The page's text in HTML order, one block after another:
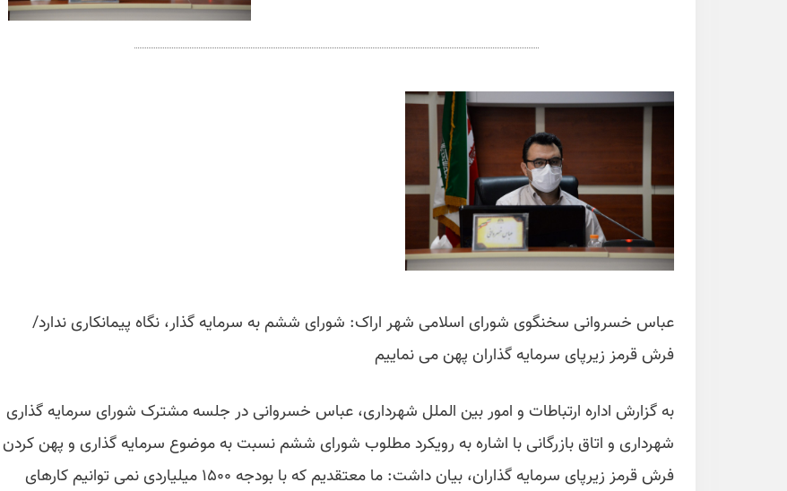
عباس خسروانی سخنگوی شورای اسلامی شهر اراک: شورای ششم به سرمایه گذار، نگاه پیمانکاری ندارد/
فرش قرمز زیرپای سرمایه گذاران پهن می نماییم
به گزارش اداره ارتباطات و امور بین الملل شهرداری، عباس خسروانی در جلسه مشترک شورای سرمایه گذاری
شهرداری و اتاق بازرگانی با اشاره به رویکرد مطلوب شورای ششم نسبت به موضوع سرمایه گذاری و پهن کردن
فرش قرمز زیرپای سرمایه گذاران، بیان داشت: ما معتقدیم که با بودجه ۱۵۰۰ میلیاردی نمی توانیم کارهای